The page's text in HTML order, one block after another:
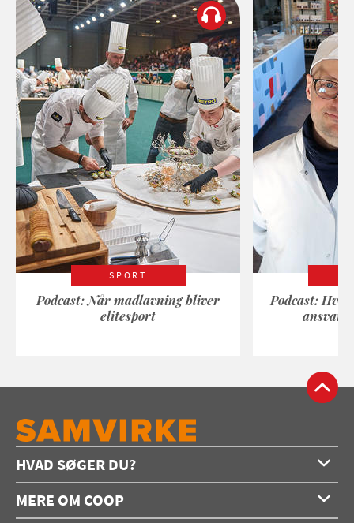
SPORT
Podcast: Når madlavning bliver
elitesport
Podcast:
HVAD SØGER DU?
Opskrifter
MERE OM COOP